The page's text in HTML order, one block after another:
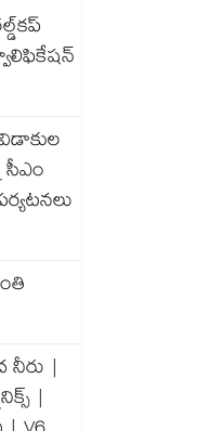
సీఎం
నీరు |
|